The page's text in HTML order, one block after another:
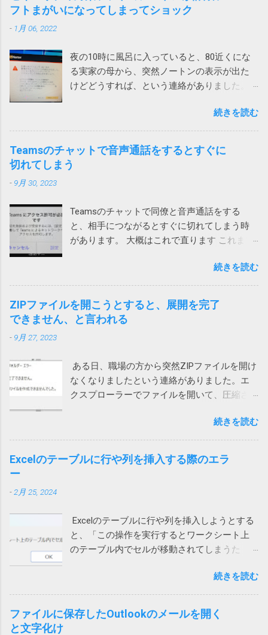
フトまがいになってしまってショック
- 1月 06, 2022
夜の10時に風呂に入っていると、80近くにな
る実家の母から、突然ノートンの表示が出た
けどどうすれば、という連絡がありました。
お使いのパソコンで462件の破損されたレジス
トリが検出されました。パソコンをクリーン
アップしてパフォーマンスを向上させましょ
う。 レジストリの問題は、パソコンの速度低
下、フリーズ、さらにはクラッシュの原因と
題の解決とパソコンのパフォーマンス向上に
役立ててください。 ノートンがこんな、レジ
ストリが壊れているからと不安をあおって、
セージを出してくるとは。 親曰く「レジスト
リが破損て驚いた」（原文ママ）。わけのわ
からん高齢者に無用なストレスを与えていま
す。 大体レジストリーとか言って、それの意
ックはひどいことになっているけれど、個人
向けのノートンライフロックは大丈夫みたい
と思っていたら、こんなことになるとは。 も
う、セキュリティ製品を買うのはやめて、
Windows に最初からついてくる Microsoft
いう余計な問題も起きないし。 2022/9/1 追
しておこうかと思います。 レジストリーとは
Windows や 各種アプリ（ソフト）は設定など
をWindowsが管理するデータベース（ファイ
ベースがレジストリーです。 ソフトをインス
ため、これが壊れるとWindowsやアプリの挙
続きを読む
Teamsのチャットで音声通話をするとすぐに
切れてしまう
- 9月 30, 2023
Teamsのチャットで同僚と音声通話をする
と、相手につながるとすぐに切れてしまう時
があります。 大概はこれで直ります これまで
プリをアップデートする サインインし直す ア
プリを再インストール ローカルネットワーク
へのアクセス許可 今回は、上記対策を試して
も直らないiPhoneがありました。 通話する際
に一瞬チラッと次の画面が見えます。 そこ
Teamsを選んでも変更できます） これで、通
話が切れなくなりました。 アプリインストー
ル時に許可を求められたような気がします。
うのでしょう。 Wi-Fiを使うと切れる 別のユー
ザーから問い合わせがあり、上記対策を行っ
ても通話すると切れる状態に。しかも、私か
音声通話ではなく、Teams電話を使って電話
にかけてもらったところ、これは通話ができ
ました。 もしやと思い、iPhoneのWi-Fiをオフ
にして音声通話を試してもらったところ、今
度は通話ができました。どうやら、ユーザー
らTeamsの音声通話にUPnPが必要で、問題の
続きを読む
ZIPファイルを開こうとすると、展開を完了
できません、と言われる
- 9月 27, 2023
ある日、職場の方から突然ZIPファイルを開け
なくなりましたという連絡がありました。エ
クスプローラーでファイルを開いて、圧縮さ
と、「展開を完了できません。展開先ファイ
ルを作成できませんでした。」というメッセ
ージが表示され、ファイルの中身が表示され
ません。 7zipからは開くことができるので、
やってみたけれど効果なし。 海外サイトで
Windows cannot complete the extraction. The
destination file could not be created. などで検
暮れつつ、ZIPファイルを右クリックして、
「すべて展開」を選んでみたところ、エラー
コード「0x80004005」が出ました。 それで検
続きを読む
Excelのテーブルに行や列を挿入する際のエラ
ー
- 2月 25, 2024
Excelのテーブルに行や列を挿入しようとする
と、「この操作を実行するとワークシート上
のテーブル内でセルが移動されてしまうた
メッセージが表示され、失敗する時がありま
す。 長年このエラーの原因が不明でしたが、
あるときどうしても解決する必要があって調
べたところ、ようやく原因がわかりました。
続きを読む
ファイルに保存したOutlookのメールを開く
と文字化け